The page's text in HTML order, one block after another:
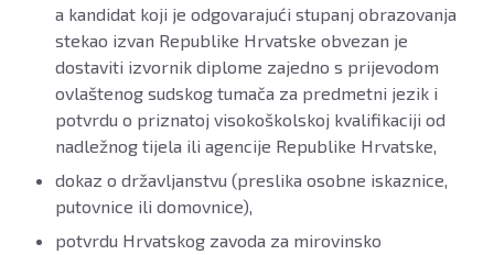
a kandidat koji je odgovarajući stupanj obrazovanja
stekao izvan Republike Hrvatske obvezan je
dostaviti izvornik diplome zajedno s prijevodom
ovlaštenog sudskog tumača za predmetni jezik i
potvrdu o priznatoj visokoškolskoj kvalifikaciji od
nadležnog tijela ili agencije Republike Hrvatske,
dokaz o državljanstvu (preslika osobne iskaznice,
putovnice ili domovnice),
potvrdu Hrvatskog zavoda za mirovinsko